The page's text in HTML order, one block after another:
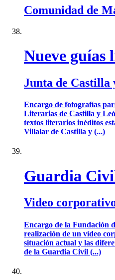
Comunidad de
Nueve guías
Junta de Castilla
Encargo de fotografías
Literarias de Castilla y
textos literarios inéditos
Villalar de Castilla y (...)
Guardia
Video
Encargo de la Fundación
realización de un vídeo
situación actual y las
de la Guardia Civil (...)